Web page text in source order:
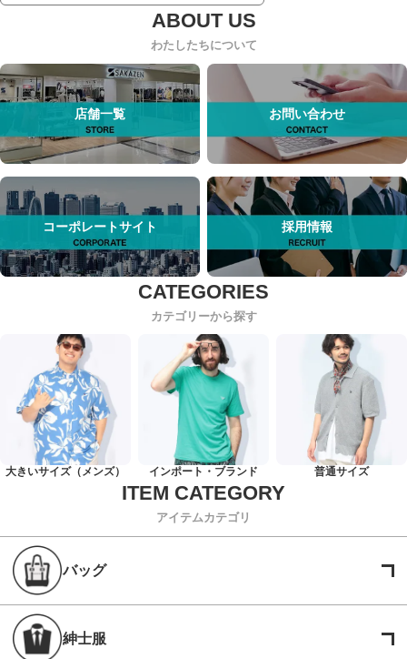
わたしたちについて
店舗一覧 お問い合わせ
コーポレートサイト 採用情報
カテゴリーから探す
大きいサイズ（メンズ） インポート・ブランド 普通サイズ
アイテムカテゴリ
バッグ
紳士服